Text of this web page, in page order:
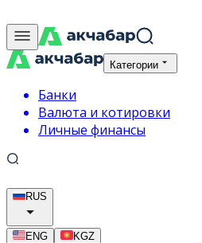
Категории
Банки
Валюта и котировки
Личные финансы
RUS
ENG
KGZ